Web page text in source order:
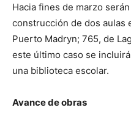
Hacia fines de marzo
construcción de dos aulas
Puerto Madryn; 765, de
este último caso se
una biblioteca escolar.
Avance de obras